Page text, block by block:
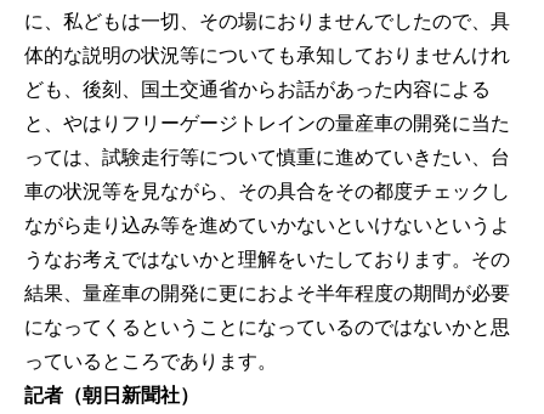
に、私どもは一切、その場におりませんでしたので、具
体的な説明の状況等についても承知しておりませんけれ
ども、後刻、国土交通省からお話があった内容による
と、やはりフリーゲージトレインの量産車の開発に当た
っては、試験走行等について慎重に進めていきたい、台
車の状況等を見ながら、その具合をその都度チェックし
ながら走り込み等を進めていかないといけないというよ
うなお考えではないかと理解をいたしております。その
結果、量産車の開発に更におよそ半年程度の期間が必要
になってくるということになっているのではないかと思
っているところであります。
記者（朝日新聞社）